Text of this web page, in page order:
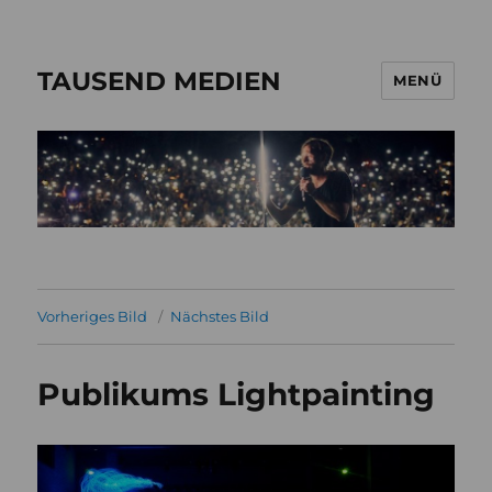
TAUSEND MEDIEN MENÜ
Vorheriges Bild Nächstes Bild
Publikums Lightpainting